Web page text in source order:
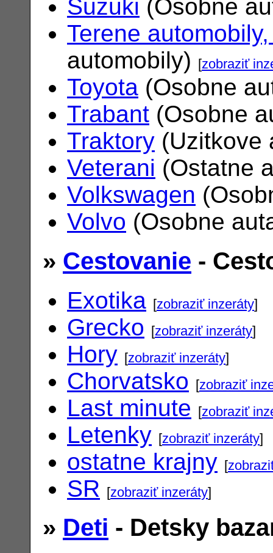
Suzuki (Osobne
Terene
automobily)
[zobraziť
Toyota (Osobne
Trabant (Osobne
Traktory (Uzitkove
Veterani (Ostatne
Volkswagen
Volvo (Osobne
» Cestovanie -
Exotika [zobraziť inzeráty]
Grecko [zobraziť inzeráty]
Hory [zobraziť inzeráty]
Chorvatsko [zobraziť
Last minute [zobraziť
Letenky [zobraziť inzeráty]
ostatne krajny [
SR [zobraziť inzeráty]
» Deti - Detsky